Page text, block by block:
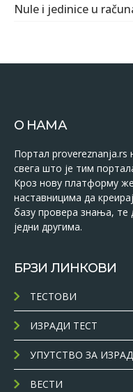
Nule i jedinice u
О НАМА
Портал provereznanja.rs
свега што је тим
Кроз нову платформу
наставницима да
базу провера знања, те
једни другима.
БРЗИ ЛИНКОВИ
ТЕСТОВИ
ИЗРАДИ ТЕСТ
УПУТСТВО ЗА
ВЕСТИ